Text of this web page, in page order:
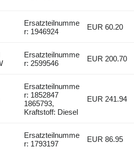
Ersatzteilnumme
r: 1946924
EUR 60.20
Ersatzteilnumme
r: 2599546
EUR 200.70
Ersatzteilnumme
r: 1852847
1865793,
Kraftstoff: Diesel
EUR 241.94
Ersatzteilnumme
r: 1793197
EUR 86.95